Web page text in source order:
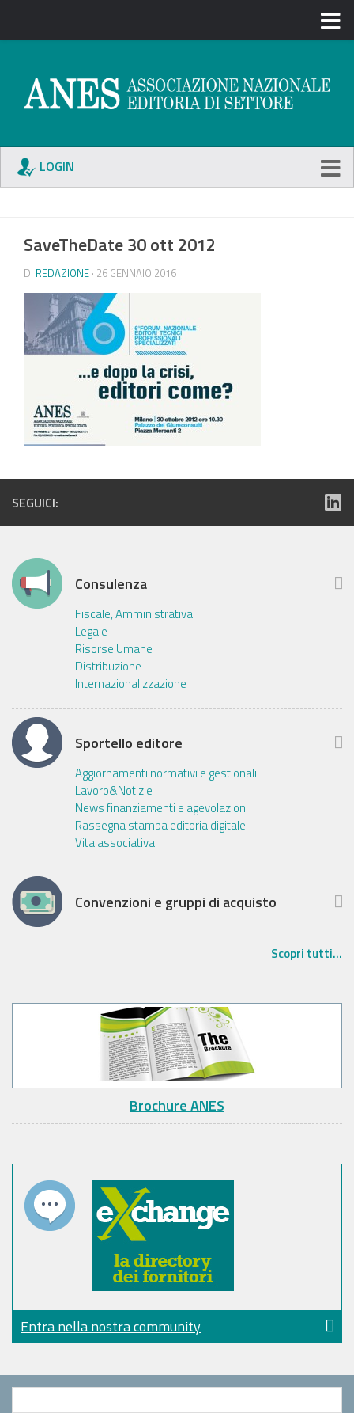
LOGIN
SaveTheDate 30 ott 2012
DI REDAZIONE · 26 GENNAIO 2016
SEGUICI:
Consulenza
Fiscale, Amministrativa
Legale
Risorse Umane
Distribuzione
Internazionalizzazione
Sportello editore
Aggiornamenti normativi e gestionali
Lavoro&Notizie
News finanziamenti e agevolazioni
Rassegna stampa editoria digitale
Vita associativa
Convenzioni e gruppi di acquisto
Scopri tutti...
Brochure ANES
Entra nella nostra community